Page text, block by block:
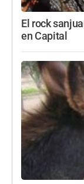
El rock
en Capital